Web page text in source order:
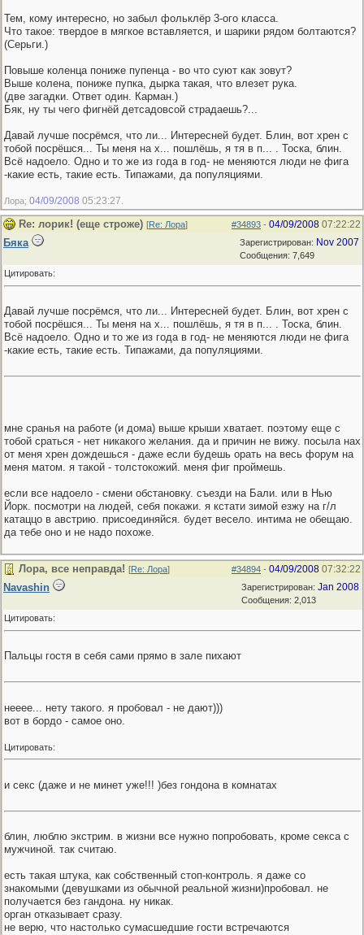
Тем, кому интересно, но забыл фольклёр 3-ого класса.
Что такое: твердое в мягкое вставляется, и шарики рядом болтаются?
(Сеpьги.)
Повыше коленца пониже пупенца - во что суют как зовут?
Выше колена, пониже пупка, дырка такая, что влезет рука.
(две загадки. Ответ один. Карман.)
Бяк, ну ты чего фигнёй детсадовсой страдаешь?...
Давай лучше посрёмся, что ли... Интересней будет. Блин, вот хрен с
тобой посрёшся... Ты меня на х... пошлёшь, я тя в п... . Тоска, блин.
Всё надоело. Одно и то же из года в год- не меняются люди не фига
-какие есть, такие есть. Типажами, да популяциями.
Лора; 04/09/2008 05:23:27
#34893 - 04/09/2008 07:22:22
Re: лорик! (еще строже) [Re: Лора]
Зарегистрирован: Nov 2007
Сообщения: 7,649
Бяка
Цитировать:
Давай лучше посрёмся, что ли... Интересней будет. Блин, вот хрен с
тобой посрёшся... Ты меня на х... пошлёшь, я тя в п... . Тоска, блин.
Всё надоело. Одно и то же из года в год- не меняются люди не фига
-какие есть, такие есть. Типажами, да популяциями.
мне сранья на работе (и дома) выше крыши хватает. поэтому еще с
тобой сраться - нет никакого желания. да и причин не вижу. посыла нах
от меня хрен дождешься - даже если будешь орать на весь форум на
меня матом. я такой - толстокожий. меня фиг проймешь.
если все надоело - смени обстановку. съезди на Бали. или в Нью
Йорк. посмотри на людей, себя покажи. я кстати зимой езжу на г/л
катаццо в австрию. присоединяйся. будет весело. интима не обещаю.
да тебе оно и не надо похоже.
#34894 - 04/09/2008 07:32:22
Лора, все неправда! [Re: Лора]
Зарегистрирован: Jan 2008
Сообщения: 2,013
Navashin
Цитировать:
Пальцы гостя в себя сами прямо в зале пихают
нееее... нету такого. я пробовал - не дают)))
вот в бордо - самое оно.
Цитировать:
и секс (даже и не минет уже!!! )без гондона в комнатах
блин, люблю экстрим. в жизни все нужно попробовать, кроме секса с
мужчиной. так считаю.
есть такая штука, как собственный стоп-контроль. я даже со
знакомыми (девушками из обычной реальной жизни)пробовал. не
получается без гандона. ну никак.
орган отказывает сразу.
не верю, что настолько сумасшедшие гости встречаются